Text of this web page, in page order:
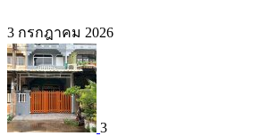
3 กรกฎาคม 2026
3